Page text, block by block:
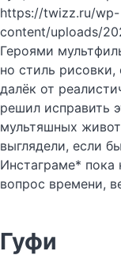
https://twizz.ru/wp-
content/uploads/
Героями
но стиль
далёк от
решил исправить
мультяшных
выглядели, если
Инстаграме* пока
вопрос времени,
Гуфи